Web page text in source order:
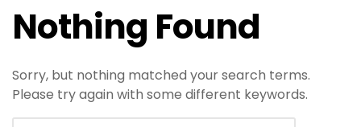
Nothing Found
Sorry, but nothing matched your search terms.
Please try again with some different keywords.